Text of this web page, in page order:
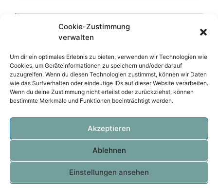
Cookie-Zustimmung
verwalten
Um dir ein optimales Erlebnis zu bieten, verwenden wir Technologien wie
Cookies, um Geräteinformationen zu speichern und/oder darauf
zuzugreifen. Wenn du diesen Technologien zustimmst, können wir Daten
wie das Surfverhalten oder eindeutige IDs auf dieser Website verarbeiten.
Wenn du deine Zustimmung nicht erteilst oder zurückziehst, können
bestimmte Merkmale und Funktionen beeinträchtigt werden.
Akzeptieren
Ablehnen
Einstellungen ansehen
[cookies_revoke]
Über diese Seite
Datenschutzerklärung